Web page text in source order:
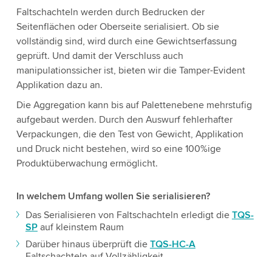
Faltschachteln werden durch Bedrucken der
Seitenflächen oder Oberseite serialisiert. Ob sie
vollständig sind, wird durch eine Gewichtserfassung
geprüft. Und damit der Verschluss auch
manipulationssicher ist, bieten wir die Tamper-Evident
Applikation dazu an.
Die Aggregation kann bis auf Palettenebene mehrstufig
aufgebaut werden. Durch den Auswurf fehlerhafter
Verpackungen, die den Test von Gewicht, Applikation
und Druck nicht bestehen, wird so eine 100%ige
Produktüberwachung ermöglicht.
In welchem Umfang wollen Sie serialisieren?
Das Serialisieren von Faltschachteln erledigt die TQS-
SPauf kleinstem Raum
Darüber hinaus überprüft die TQS-HC-A